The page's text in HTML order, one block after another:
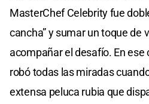
MasterChef Celebrity fue
cancha” y sumar un toque de
acompañar el desafío. En ese
robó todas las miradas
extensa peluca rubia que